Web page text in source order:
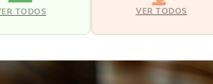
TODOS VER TODOS